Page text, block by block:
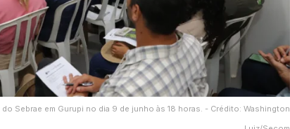
Sebrae em Gurupi no dia 9 de junho às 18 horas. - Crédito: Washington